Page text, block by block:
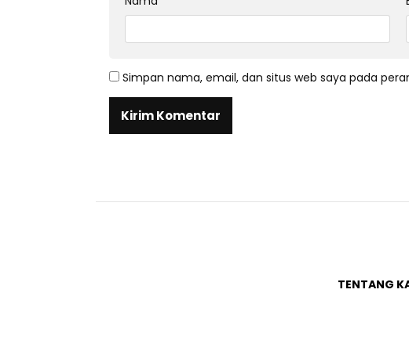
Simpan nama, email, dan situs web saya pada
TENTANG